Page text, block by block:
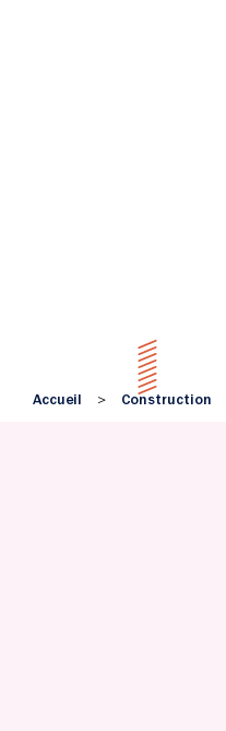
Accueil > Construction